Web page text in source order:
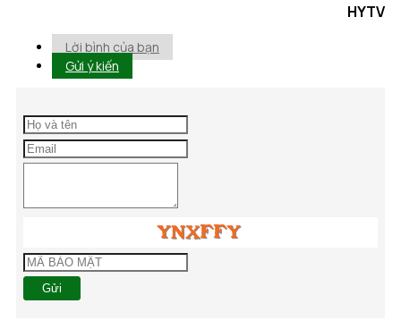
HYTV
Lời bình của bạn
Gửi ý kiến
Gửi